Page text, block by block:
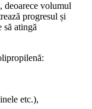
deoarece volumul
progresul și
să atingă
etc.),